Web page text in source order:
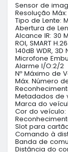
Sensor de
Resolução
Tipo de Lente:
Abertura de
Alcance IR: 30
ROI, SMART
140dB WDR, 3D
Microfone
Alarme I/O:2/2
Nº Máximo de
Máx. Número
Metadados de
Marca do
Cor do
Slot para
Comando à
Banda de
Distância do